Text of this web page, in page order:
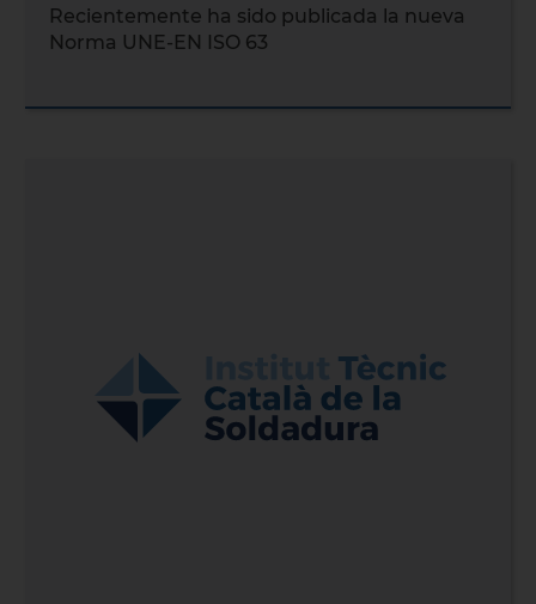
Recientemente ha sido publicada la nueva
Norma UNE-EN ISO 63